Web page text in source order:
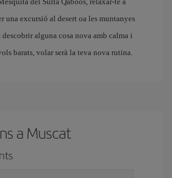
una excursió al desert oa les muntanyes
alguna cosa nova amb calma i
barats, volar serà la teva nova rutina.
a Muscat